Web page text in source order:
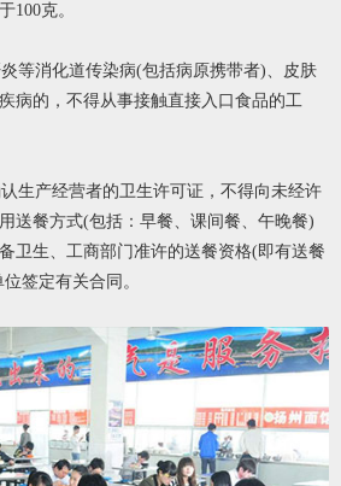
100克。
等消化道传染病(包括病原携带者)、皮肤
病的，不得从事接触直接入口食品的工
生产经营者的卫生许可证，不得向未经许
送餐方式(包括：早餐、课间餐、午晚餐)
卫生、工商部门准许的送餐资格(即有送餐
签定有关合同。